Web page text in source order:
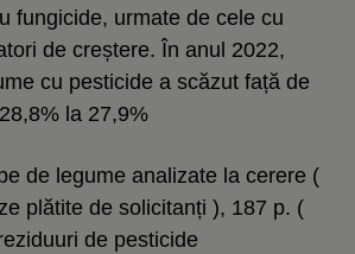
fungicide, urmate de cele cu
de creștere. În anul 2022,
cu pesticide a scăzut față de
la 27,9%
de legume analizate la cerere (
plătite de solicitanți ), 187 p. (
de pesticide